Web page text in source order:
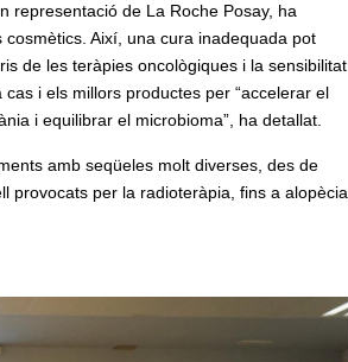
representació de La Roche Posay, ha
Així, una cura inadequada pot
de les teràpies oncològiques i la sensibilitat
i els millors productes per “accelerar el
i equilibrar el microbioma”, ha detallat.
amb seqüeles molt diverses, des de
provocats per la radioteràpia, fins a alopècia